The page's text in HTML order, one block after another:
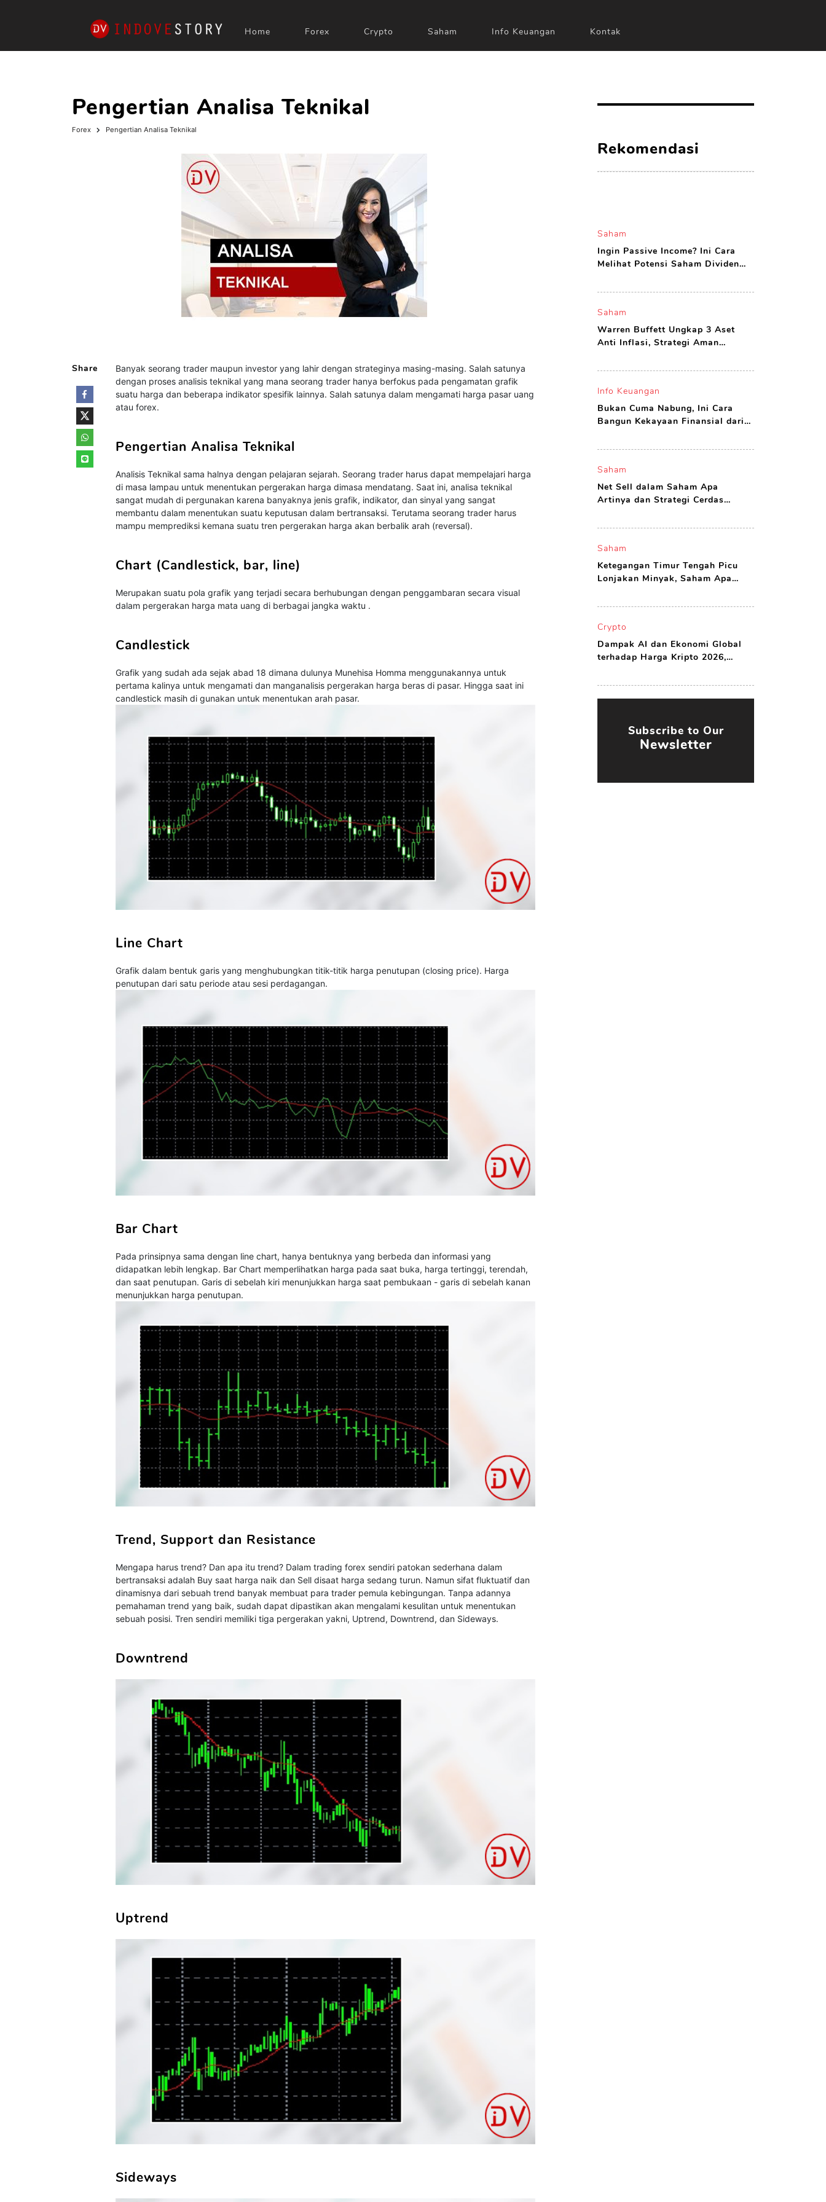
Home Forex Crypto Saham Info Keuangan Kontak
Pengertian Analisa Teknikal
Forex Pengertian Analisa Teknikal
Share
Banyak seorang trader maupun investor yang lahir dengan strateginya masing-masing. Salah satunya
dengan proses analisis teknikal yang mana seorang trader hanya berfokus pada pengamatan grafik
suatu harga dan beberapa indikator spesifik lainnya. Salah satunya dalam mengamati harga pasar uang
atau forex.
Pengertian Analisa Teknikal
Analisis Teknikal sama halnya dengan pelajaran sejarah. Seorang trader harus dapat mempelajari harga
di masa lampau untuk menentukan pergerakan harga dimasa mendatang. Saat ini, analisa teknikal
sangat mudah di pergunakan karena banyaknya jenis grafik, indikator, dan sinyal yang sangat
membantu dalam menentukan suatu keputusan dalam bertransaksi. Terutama seorang trader harus
mampu memprediksi kemana suatu tren pergerakan harga akan berbalik arah (reversal).
Chart (Candlestick, bar, line)
Merupakan suatu pola grafik yang terjadi secara berhubungan dengan penggambaran secara visual
dalam pergerakan harga mata uang di berbagai jangka waktu .
Candlestick
Grafik yang sudah ada sejak abad 18 dimana dulunya Munehisa Homma menggunakannya untuk
pertama kalinya untuk mengamati dan manganalisis pergerakan harga beras di pasar. Hingga saat ini
candlestick masih di gunakan untuk menentukan arah pasar.
Line Chart
Grafik dalam bentuk garis yang menghubungkan titik-titik harga penutupan (closing price). Harga
penutupan dari satu periode atau sesi perdagangan.
Bar Chart
Pada prinsipnya sama dengan line chart, hanya bentuknya yang berbeda dan informasi yang
didapatkan lebih lengkap. Bar Chart memperlihatkan harga pada saat buka, harga tertinggi, terendah,
dan saat penutupan. Garis di sebelah kiri menunjukkan harga saat pembukaan - garis di sebelah kanan
menunjukkan harga penutupan.
Trend, Support dan Resistance
Mengapa harus trend? Dan apa itu trend? Dalam trading forex sendiri patokan sederhana dalam
bertransaksi adalah Buy saat harga naik dan Sell disaat harga sedang turun. Namun sifat fluktuatif dan
dinamisnya dari sebuah trend banyak membuat para trader pemula kebingungan. Tanpa adannya
pemahaman trend yang baik, sudah dapat dipastikan akan mengalami kesulitan untuk menentukan
sebuah posisi. Tren sendiri memiliki tiga pergerakan yakni, Uptrend, Downtrend, dan Sideways.
Downtrend
Uptrend
Sideways
Rekomendasi
Saham
Ingin Passive Income? Ini Cara
Melihat Potensi Saham Dividen
Saham
Warren Buffett Ungkap 3 Aset
Anti Inflasi, Strategi Aman
Info Keuangan
Bukan Cuma Nabung, Ini Cara
Bangun Kekayaan Finansial dari
Saham
Net Sell dalam Saham Apa
Artinya dan Strategi Cerdas
Saham
Ketegangan Timur Tengah Picu
Lonjakan Minyak, Saham Apa
Crypto
Dampak AI dan Ekonomi Global
terhadap Harga Kripto 2026,
Subscribe to Our
Newsletter